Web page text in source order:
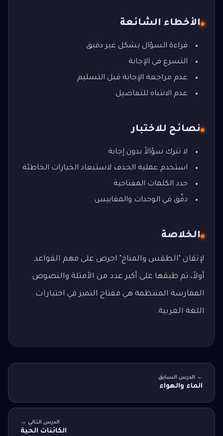
الأخطاء الشائعة
قراءة السؤال بشكل غير دقيق
التسرع في الإجابة
عدم مراجعة الإجابة قبل التسليم
عدم الانتباه للتفاصيل
نصائح للاختبار
لا تترك سؤالاً بدون إجابة
استخدم عملية الحذف لاستبعاد الخيارات الخاطئة
حدد الكلمات المفتاحية
دقّق في الوحدات والمقاييس
الخلاصة
لإتقان "الطقس والمناخ" احرص على فهم القواعد
أولاً، ثم طبقها على أكبر عدد من الأمثلة والنصوص.
الممارسة المنتظمة هي مفتاح التميز في اختبارات
اللغة العربية.
← الدرس السابق
الماء والهواء
الدرس التالي →
الكائنات الحية